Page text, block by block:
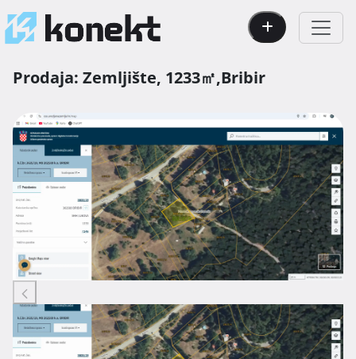
Prodaja: Zemljište, 1233㎡,Bribir